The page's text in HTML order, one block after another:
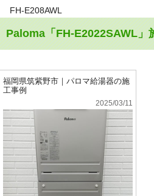
FH-E208AWL
Paloma「FH-E2022SAWL」
福岡県筑紫野市｜パロマ給湯器の施
工事例
2025/03/11